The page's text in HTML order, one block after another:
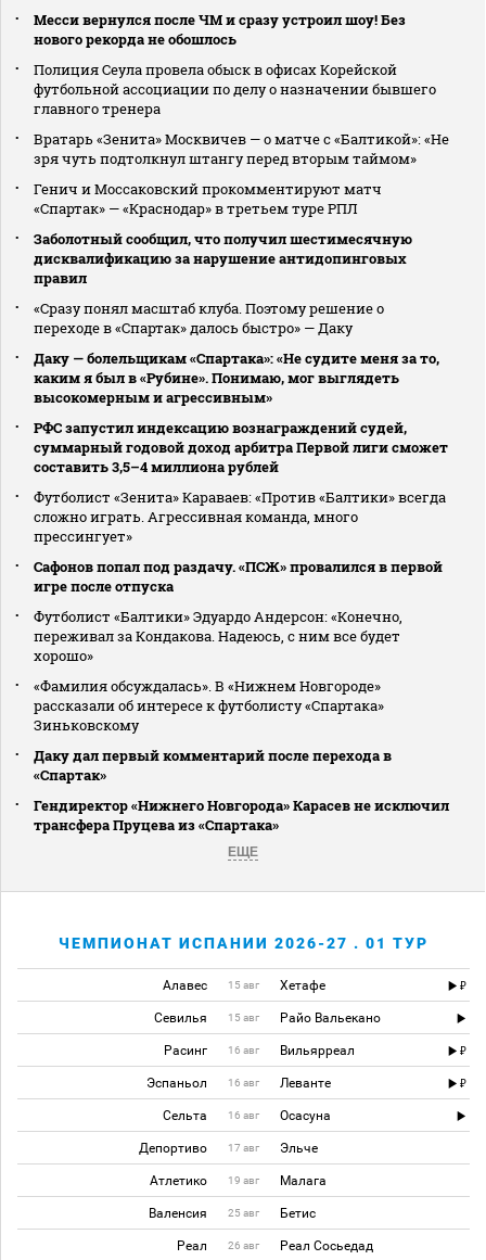
Месси вернулся после ЧМ и сразу устроил шоу! Без
нового рекорда не обошлось
Полиция Сеула провела обыск в офисах Корейской
футбольной ассоциации по делу о назначении бывшего
главного тренера
Вратарь «Зенита» Москвичев — о матче с «Балтикой»: «Не
зря чуть подтолкнул штангу перед вторым таймом»
Генич и Моссаковский прокомментируют матч
«Спартак» — «Краснодар» в третьем туре РПЛ
Заболотный сообщил, что получил шестимесячную
дисквалификацию за нарушение антидопинговых
правил
«Сразу понял масштаб клуба. Поэтому решение о
переходе в «Спартак» далось быстро» — Даку
Даку — болельщикам «Спартака»: «Не судите меня за то,
каким я был в «Рубине». Понимаю, мог выглядеть
высокомерным и агрессивным»
РФС запустил индексацию вознаграждений судей,
суммарный годовой доход арбитра Первой лиги сможет
составить 3,5–4 миллиона рублей
Футболист «Зенита» Караваев: «Против «Балтики» всегда
сложно играть. Агрессивная команда, много
прессингует»
Сафонов попал под раздачу. «ПСЖ» провалился в первой
игре после отпуска
Футболист «Балтики» Эдуардо Андерсон: «Конечно,
переживал за Кондакова. Надеюсь, с ним все будет
хорошо»
«Фамилия обсуждалась». В «Нижнем Новгороде»
рассказали об интересе к футболисту «Спартака»
Зиньковскому
Даку дал первый комментарий после перехода в
«Спартак»
Гендиректор «Нижнего Новгорода» Карасев не исключил
трансфера Пруцева из «Спартака»
ЕЩЕ
ЧЕМПИОНАТ ИСПАНИИ 2026-27 . 01 ТУР
Алавес 15 авг Хетафе
Севилья 15 авг Райо Вальекано
Расинг 16 авг Вильярреал
Эспаньол 16 авг Леванте
Сельта 16 авг Осасуна
Депортиво 17 авг Эльче
Атлетико 19 авг Малага
Валенсия 25 авг Бетис
Реал 26 авг Реал Сосьедад